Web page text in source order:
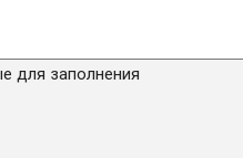
для заполнения